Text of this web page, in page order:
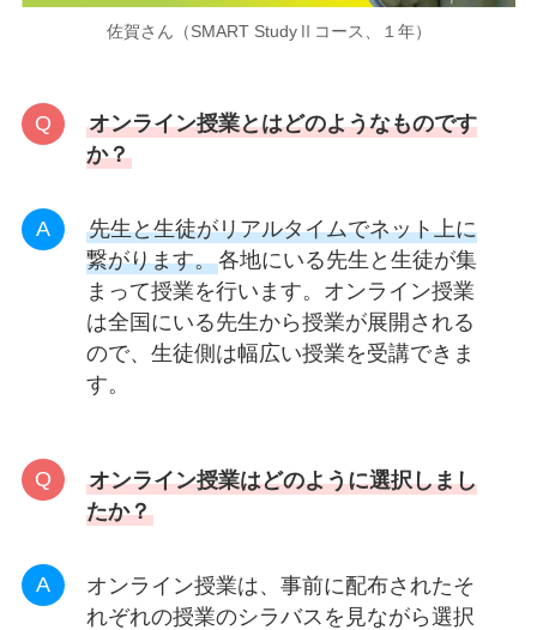
佐賀さん（SMART StudyⅡコース、１年）
オンライン授業とはどのようなものです
か？
先生と生徒がリアルタイムでネット上に
繋がります。各地にいる先生と生徒が集
まって授業を行います。オンライン授業
は全国にいる先生から授業が展開される
ので、生徒側は幅広い授業を受講できま
す。
オンライン授業はどのように選択しまし
たか？
オンライン授業は、事前に配布されたそ
れぞれの授業のシラバスを見ながら選択